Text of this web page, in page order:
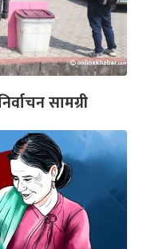
सामग्री